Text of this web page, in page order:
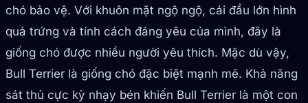
chó bảo vệ. Với khuôn mặt ngộ ngộ, cái đầu lớn hình
quả trứng và tính cách đáng yêu của mình, đây là
giống chó được nhiều người yêu thích. Mặc dù vậy,
Bull Terrier là giống chó đặc biệt mạnh mẽ. Khả năng
sát thủ cực kỳ nhạy bén khiến Bull Terrier là một con